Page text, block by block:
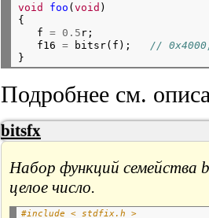
void foo (void )
{
   f
= 0.5 r;
   f16
= bitsr(f); //
Подробнее см.
bitsfx
Набор функций семейства
целое число.
#include < stdfix.h >